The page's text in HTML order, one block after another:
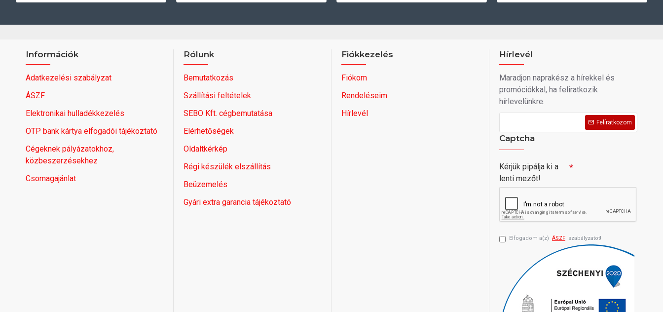
Információk
Adatkezelési szabályzat
ÁSZF
Elektronikai hulladékkezelés
OTP bank kártya elfogadói tájékoztató
Cégeknek pályázatokhoz,
közbeszerzésekhez
Csomagajánlat
Rólunk
Bemutatkozás
Szállítási feltételek
SEBO Kft. cégbemutatása
Elérhetőségek
Oldaltkérkép
Régi készülék elszállítás
Beüzemelés
Gyári extra garancia tájékoztató
Fiókkezelés
Fiókom
Rendeléseim
Hírlevél
Hírlevél
Maradjon naprakész a hírekkel és
promóciókkal, ha feliratkozik
hírlevelünkre.
Felíratkozom
Captcha
Kérjük pipálja ki a
lenti mezőt!
Elfogadom a(z) ÁSZF szabályzatot!